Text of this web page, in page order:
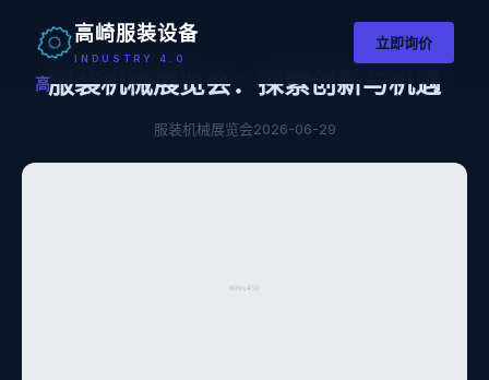
高
高崎服装设备
INDUSTRY 4.0
立即询价
服装机械展览会：探索创新与机遇
服装机械展览会2026-06-29